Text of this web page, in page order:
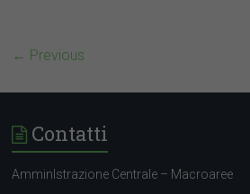
cv@placement.uniroma2.it
← Previous
Contatti
AmminIstrazione Centrale – Macroaree